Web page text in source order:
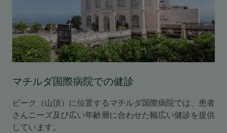
マチルダ国際病院での健診
ピーク（山頂）に位置するマチルダ国際病院では、患者
さんニーズ及び広い年齢層に合わせた幅広い健診を提供
しています。